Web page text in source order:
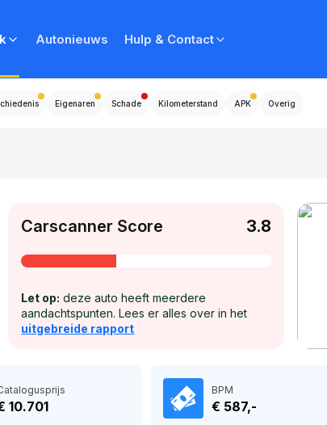
Autonieuws Hulp & Contact
Eigenaren Schade Kilometerstand APK Overig
Carscanner Score 3.8
Let op: deze auto heeft meerdere
aandachtspunten. Lees er alles over in het
uitgebreide rapport
10.701
BPM
€ 587,-